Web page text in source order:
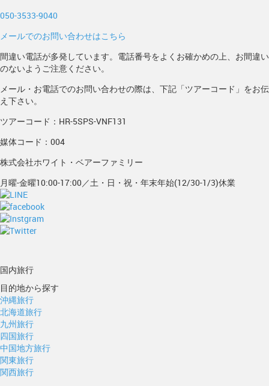
050-3533-9040
メールでのお問い合わせはこちら
間違い電話が多発しています。電話番号をよくお確かめの上、お間違い
のないようご注意ください。
メール・お電話でのお問い合わせの際は、下記「ツアーコード」をお伝
え下さい。
ツアーコード：HR-5SPS-VNF131
媒体コード：004
株式会社ホワイト・ベアーファミリー
月曜-金曜10:00-17:00／土・日・祝・年末年始(12/30-1/3)休業
国内旅行
目的地から探す
沖縄旅行
北海道旅行
九州旅行
四国旅行
中国地方旅行
関東旅行
関西旅行